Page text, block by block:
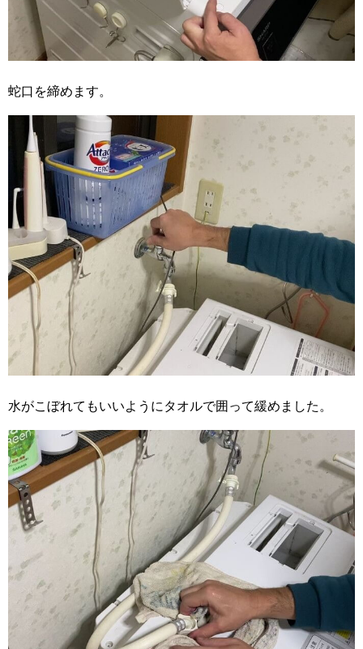
蛇口を締めます。
水がこぼれてもいいようにタオルで囲って緩めました。